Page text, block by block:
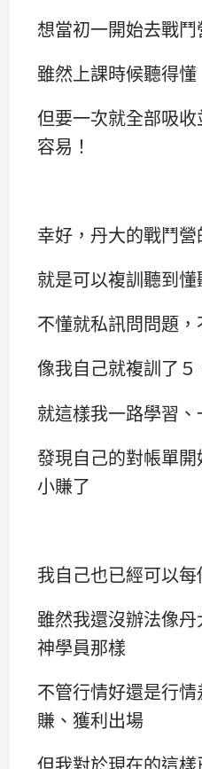
想當初一開始去戰
雖然上課時候聽得懂
但要一次就全部吸
容易！
幸好，丹大的戰鬥
就是可以複訓聽到懂
不懂就私訊問問題
像我自己就複訓了５
就這樣我一路學習
發現自己的對帳單
小賺了
我自己也已經可以每
雖然我還沒辦法像
神學員那樣
不管行情好還是行
賺、獲利出場